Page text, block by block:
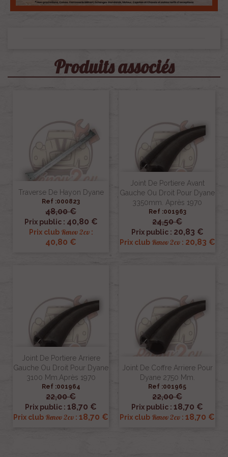
Produits associés
Traverse De Hayon Dyane
Ref :000823
48,00 €
Prix public : 40,80 €
Prix club Renov 2cv:
40,80 €
Joint De Portiere Avant
Gauche Ou Droit Pour Dyane
3350mm. Après 1970
Ref :001963
24,50 €
Prix public : 20,83 €
Prix club Renov 2cv: 20,83 €
Joint De Portiere Arriere
Gauche Ou Droit Pour Dyane
3100 Mm.Après 1970
Ref :001964
22,00 €
Prix public : 18,70 €
Prix club Renov 2cv : 18,70 €
Joint De Coffre Arriere Pour
Dyane 2750 Mm.
Ref :001965
22,00 €
Prix public : 18,70 €
Prix club Renov 2cv : 18,70 €